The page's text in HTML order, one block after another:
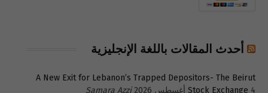
أحدث المقالات باللغة الإنجليزية
A New Exit for Lebanon’s Trapped Depositors- The Beirut
Stock Exchange 4 أغسطس 2026
Samara Azzi